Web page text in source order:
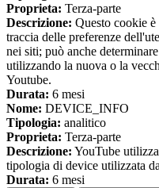
Proprieta: Terza-parte
Descrizione: Questo cookie è
traccia delle preferenze
nei siti; può anche
utilizzando la nuova o la
Youtube.
Durata: 6 mesi
Nome: DEVICE_INFO
Tipologia: analitico
Proprieta: Terza-parte
Descrizione: YouTube
tipologia di device utilizzata
Durata: 6 mesi